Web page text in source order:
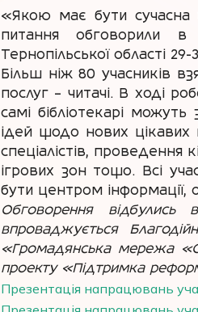
«Якою має бути сучасна
питання обговорили в
Тернопільської області
Більш ніж 80 учасників
послуг – читачі. В ході
самі бібліотекарі
ідей щодо нових цікавих
спеціалістів, проведення
ігрових зон тощо. Всі
бути центром інформації,
Обговорення
впроваджується
«Громадянська мережа
проекту «Підтримка
Презентація напрацювань